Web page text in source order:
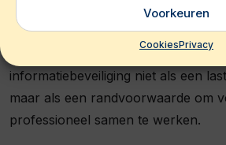
Voorkeuren
CookiesPrivacy
investeer tijd in afspraken over data
misschien wat extra moeite, maar
datalek zijn vele malen groter.
informatiebeveiliging niet als een
maar als een randvoorwaarde om
professioneel samen te werken.